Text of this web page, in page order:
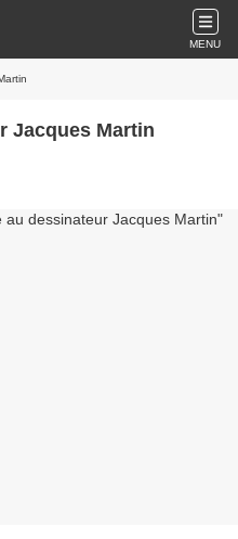
MENU
Jacques Martin